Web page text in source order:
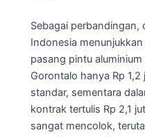
Sebagai perbandingan,
Indonesia
pasang pintu
Gorontalo hanya Rp
standar, sementara
kontrak tertulis Rp 2,1
sangat mencolok,